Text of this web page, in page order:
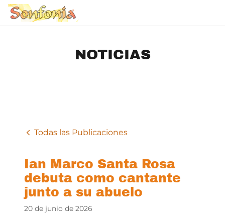
NOTICIAS
Todas las Publicaciones
Ian Marco Santa Rosa
debuta como cantante
junto a su abuelo
20 de junio de 2026